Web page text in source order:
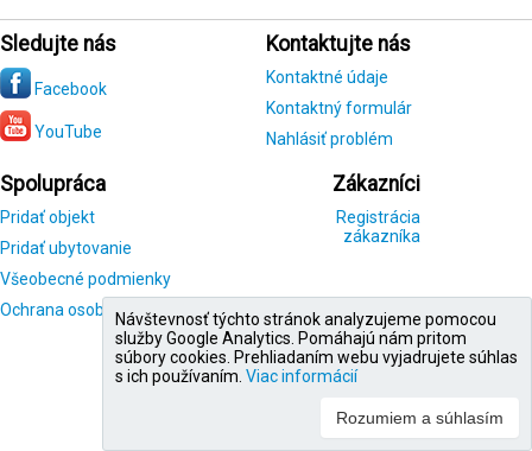
Sledujte nás
Facebook
YouTube
Kontaktujte nás
Kontaktné údaje
Kontaktný formulár
Nahlásiť problém
Spolupráca
Pridať objekt
Pridať ubytovanie
Všeobecné podmienky
Ochrana osobných údajov
Zákazníci
Registrácia
zákazníka
Návštevnosť týchto stránok analyzujeme pomocou
služby Google Analytics. Pomáhajú nám pritom
súbory cookies. Prehliadaním webu vyjadrujete súhlas
s ich používaním. Viac informácií